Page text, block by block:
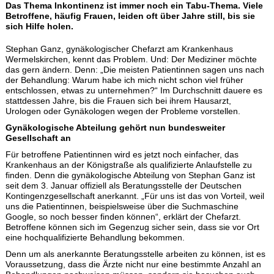
Das Thema Inkontinenz ist immer noch ein Tabu-Thema. Viele
Betroffene, häufig Frauen, leiden oft über Jahre still, bis sie
sich Hilfe holen.
Stephan Ganz, gynäkologischer Chefarzt am Krankenhaus
Wermelskirchen, kennt das Problem. Und: Der Mediziner möchte
das gern ändern. Denn: „Die meisten Patientinnen sagen uns nach
der Behandlung: Warum habe ich mich nicht schon viel früher
entschlossen, etwas zu unternehmen?“ Im Durchschnitt dauere es
stattdessen Jahre, bis die Frauen sich bei ihrem Hausarzt,
Urologen oder Gynäkologen wegen der Probleme vorstellen.
Gynäkologische Abteilung gehört nun bundesweiter
Gesellschaft an
Für betroffene Patientinnen wird es jetzt noch einfacher, das
Krankenhaus an der Königstraße als qualifizierte Anlaufstelle zu
finden. Denn die gynäkologische Abteilung von Stephan Ganz ist
seit dem 3. Januar offiziell als Beratungsstelle der Deutschen
Kontingenzgesellschaft anerkannt. „Für uns ist das von Vorteil, weil
uns die Patientinnen, beispielsweise über die Suchmaschine
Google, so noch besser finden können“, erklärt der Chefarzt.
Betroffene können sich im Gegenzug sicher sein, dass sie vor Ort
eine hochqualifizierte Behandlung bekommen.
Denn um als anerkannte Beratungsstelle arbeiten zu können, ist es
Voraussetzung, dass die Ärzte nicht nur eine bestimmte Anzahl an